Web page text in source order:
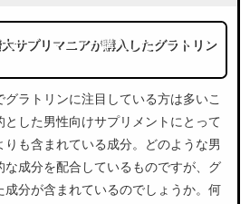
サプリマニアが購入したグラトリン
ラトリンに注目している方は多いこ
とした男性向けサプリメントにとって
も含まれている成分。どのような男
な成分を配合しているものですが、グ
成分が含まれているのでしょうか。何